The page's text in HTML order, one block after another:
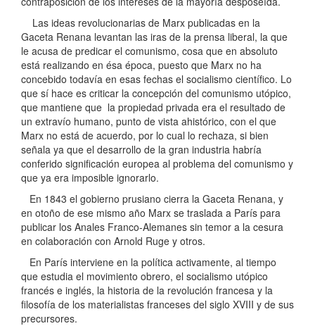
Las ideas revolucionarias de Marx publicadas en la
Gaceta Renana levantan las iras de la prensa liberal, la que
le acusa de predicar el comunismo, cosa que en absoluto
está realizando en ésa época, puesto que Marx no ha
concebido todavía en esas fechas el socialismo científico. Lo
que sí hace es criticar la concepción del comunismo utópico,
que mantiene que la propiedad privada era el resultado de
un extravío humano, punto de vista ahistórico, con el que
Marx no está de acuerdo, por lo cual lo rechaza, si bien
señala ya que el desarrollo de la gran industria habría
conferido significación europea al problema del comunismo y
que ya era imposible ignorarlo.
En 1843 el gobierno prusiano cierra la Gaceta Renana, y
en otoño de ese mismo año Marx se traslada a París para
publicar los Anales Franco-Alemanes sin temor a la cesura
en colaboración con Arnold Ruge y otros.
En París interviene en la política activamente, al tiempo
que estudia el movimiento obrero, el socialismo utópico
francés e inglés, la historia de la revolución francesa y la
filosofía de los materialistas franceses del siglo XVIII y de sus
precursores.